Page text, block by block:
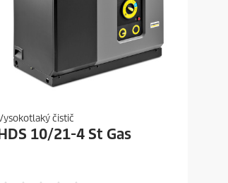
čistič
10/21-4 St Gas